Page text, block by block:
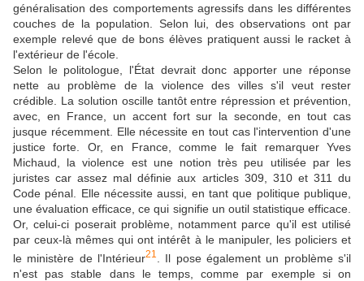
généralisation des comportements agressifs dans les différentes
couches de la population. Selon lui, des observations ont par
exemple relevé que de bons élèves pratiquent aussi le racket à
l'extérieur de l'école.
Selon le politologue, l'État devrait donc apporter une réponse
nette au problème de la violence des villes s'il veut rester
crédible. La solution oscille tantôt entre répression et prévention,
avec, en France, un accent fort sur la seconde, en tout cas
jusque récemment. Elle nécessite en tout cas l'intervention d'une
justice forte. Or, en France, comme le fait remarquer Yves
Michaud, la violence est une notion très peu utilisée par les
juristes car assez mal définie aux articles 309, 310 et 311 du
Code pénal. Elle nécessite aussi, en tant que politique publique,
une évaluation efficace, ce qui signifie un outil statistique efficace.
Or, celui-ci poserait problème, notamment parce qu'il est utilisé
par ceux-là mêmes qui ont intérêt à le manipuler, les policiers et
le ministère de l'Intérieur21
. Il pose également un problème s'il
n'est pas stable dans le temps, comme par exemple si on